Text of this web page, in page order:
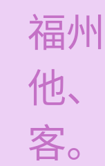
福
他
客。